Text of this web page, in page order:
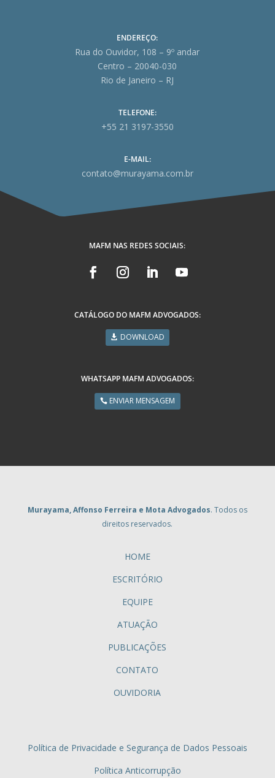
ENDEREÇO:
Rua do Ouvidor, 108 – 9º andar
Centro – 20040-030
Rio de Janeiro – RJ
TELEFONE:
+55 21 3197-3550
E-MAIL:
contato@murayama.com.br
MAFM NAS REDES SOCIAIS:
CATÁLOGO DO MAFM ADVOGADOS:
DOWNLOAD
WHATSAPP MAFM ADVOGADOS:
ENVIAR MENSAGEM
Murayama, Affonso Ferreira e Mota Advogados. Todos os
direitos reservados.
HOME
ESCRITÓRIO
EQUIPE
ATUAÇÃO
PUBLICAÇÕES
CONTATO
OUVIDORIA
Política de Privacidade e Segurança de Dados Pessoais
Política Anticorrupção